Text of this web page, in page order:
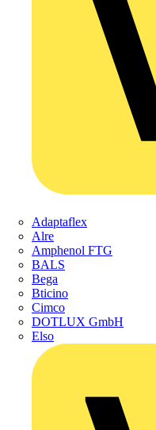
Adaptaflex
Alre
Amphenol FTG
BALS
Bega
Bticino
Cimco
DOTLUX GmbH
Elso